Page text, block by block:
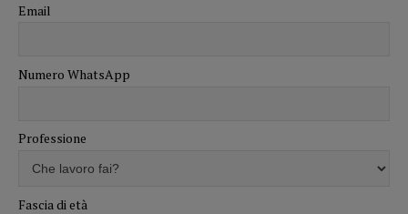
Email
Numero WhatsApp
Professione
Fascia di età